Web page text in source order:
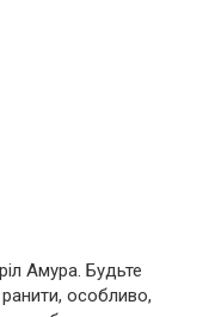
Амура. Будьте
особливо,